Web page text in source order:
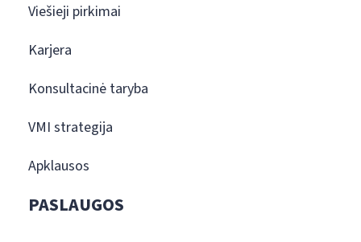
Viešieji pirkimai
Karjera
Konsultacinė taryba
VMI strategija
Apklausos
PASLAUGOS